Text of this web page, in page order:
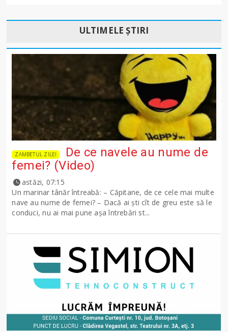
ULTIMELE ȘTIRI
ZAMBETUL ZILEI
De ce navele au nume de
femei? (Video)
astăzi, 07:15
Un marinar tânăr întreabă: – Căpitane, de ce cele mai multe
nave au nume de femei? – Dacă ai şti cît de greu este să le
conduci, nu ai mai pune așa întrebări st...